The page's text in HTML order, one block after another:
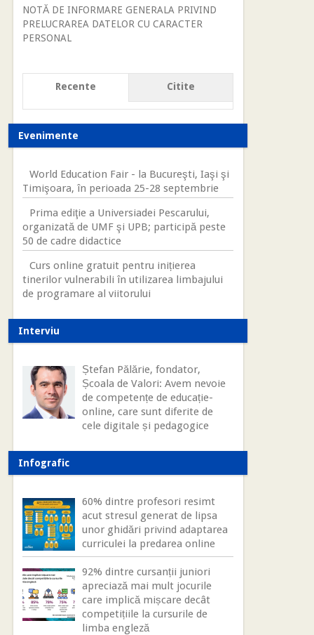
NOTĂ DE INFORMARE GENERALA PRIVIND
PRELUCRAREA DATELOR CU CARACTER
PERSONAL
Recente Citite
Evenimente
World Education Fair - la Bucureşti, Iaşi şi
Timişoara, în perioada 25-28 septembrie
Prima ediţie a Universiadei Pescarului,
organizată de UMF şi UPB; participă peste
50 de cadre didactice
Curs online gratuit pentru inițierea
tinerilor vulnerabili în utilizarea limbajului
de programare al viitorului
Interviu
Ștefan Pălărie, fondator,
Școala de Valori: Avem nevoie
de competențe de educație-
online, care sunt diferite de
cele digitale și pedagogice
Infografic
60% dintre profesori resimt
acut stresul generat de lipsa
unor ghidări privind adaptarea
curriculei la predarea online
92% dintre cursanții juniori
apreciază mai mult jocurile
care implică mișcare decât
competițiile la cursurile de
limba engleză